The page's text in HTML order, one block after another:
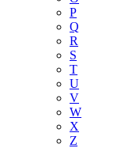
P
Q
R
S
T
U
V
W
X
Z